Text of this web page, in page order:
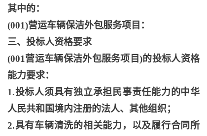
其中的：
(001)营运车辆保洁外包服务项目：
三、投标人资格要求
(001营运车辆保洁外包服务项目)的投标人资格
能力要求：
1.投标人须具有独立承担民事责任能力的中华
人民共和国境内注册的法人、其他组织；
2.具有车辆清洗的相关能力，以及履行合同所